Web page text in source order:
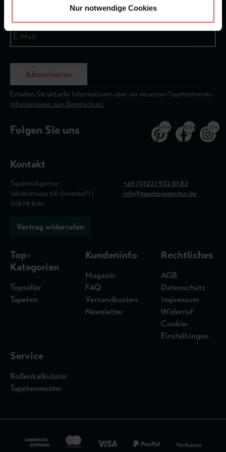
Nur notwendige Cookies
Abonnieren
Erhalten Sie aktuelle Informationen über die neuesten Tapetentrends.
Informationen zum Datenschutz.
Folgen Sie uns 4,9 k 32,5 k 3,1 k
Kontakt
TapetenAgentur
Jakobstrasse 66 (Innenhof) |
50678 Köln
+49 (0)221 932 81 82
info@tapetenagentur.de
Vertrag widerrufen
Top-
Kategorien
Topseller
Tapeten
Kundeninfo
Magazin
FAQ
Versandkosten
Newsletter
Rechtliches
AGB
Datenschutz
Impressum
Widerruf
Cookie-
Einstellungen
Service
Rollenkalkulator
Tapetenmuster